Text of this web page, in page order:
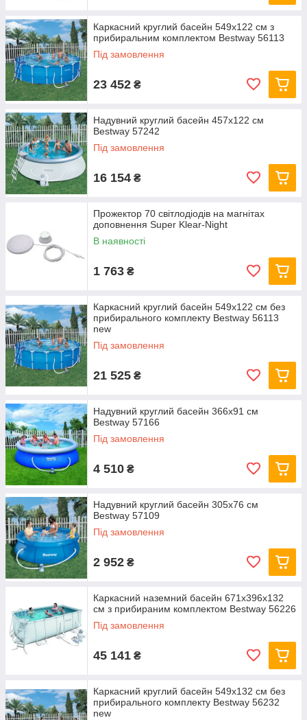
Каркасний круглий басейн 549x122 см з
прибиральним комплектом Bestway 56113
Під замовлення
23 452 ₴
Надувний круглий басейн 457х122 см
Bestway 57242
Під замовлення
16 154 ₴
Прожектор 70 світлодіодів на магнітах
доповнення Super Klear-Night
В наявності
1 763 ₴
Каркасний круглий басейн 549x122 см без
прибирального комплекту Bestway 56113
new
Під замовлення
21 525 ₴
Надувний круглий басейн 366х91 см
Bestway 57166
Під замовлення
4 510 ₴
Надувний круглий басейн 305х76 см
Bestway 57109
Під замовлення
2 952 ₴
Каркасний наземний басейн 671x396x132
см з прибираним комплектом Bestway 56226
Під замовлення
45 141 ₴
Каркасний круглий басейн 549x132 см без
прибирального комплекту Bestway 56232
new